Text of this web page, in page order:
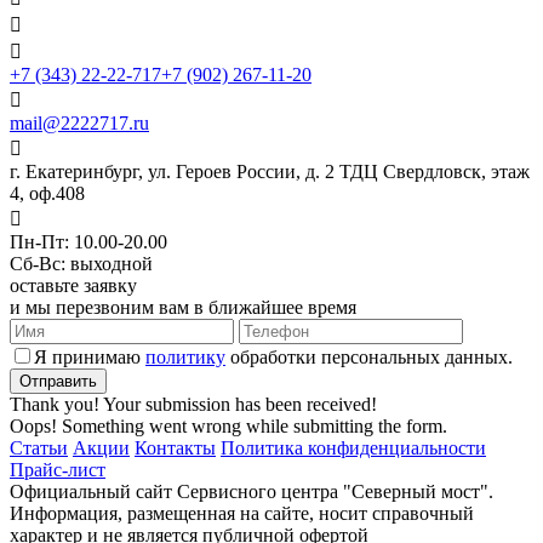


+7 (343) 22-22-717+7 (902) 267-11-20

mail@2222717.ru

г. Екатеринбург, ул. Героев России, д. 2 ТДЦ Свердловск, этаж
4, оф.408

Пн-Пт: 10.00-20.00
Сб-Вс: выходной
оставьте заявку
и мы перезвоним вам в ближайшее время
Я принимаю политику обработки персональных данных.
Thank you! Your submission has been received!
Oops! Something went wrong while submitting the form.
Статьи Акции Контакты Политика конфиденциальности
Прайс-лист
Официальный сайт Сервисного центра "Северный мост".
Информация, размещенная на сайте, носит справочный
характер и не является публичной офертой